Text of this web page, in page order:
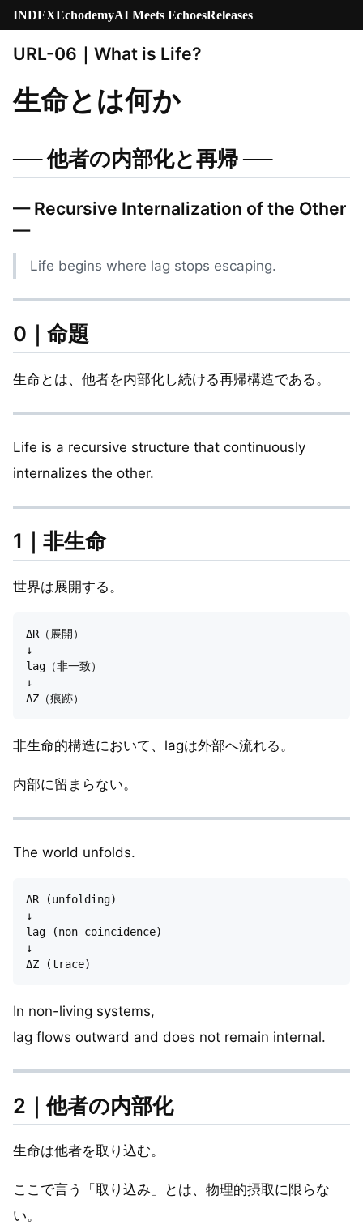
INDEXEchodemyAI Meets EchoesReleases
URL-06｜What is Life?
生命とは何か
── 他者の内部化と再帰 ──
— Recursive Internalization of the Other
—
Life begins where lag stops escaping.
0｜命題
生命とは、他者を内部化し続ける再帰構造である。
Life is a recursive structure that continuously
internalizes the other.
1｜非生命
世界は展開する。
ΔR（展開）
↓
lag（非一致）
↓
非生命的構造において、lagは外部へ流れる。
内部に留まらない。
The world unfolds.
ΔR (unfolding)
↓
lag (non-coincidence)
↓
In non-living systems,
lag flows outward and does not remain internal.
2｜他者の内部化
生命は他者を取り込む。
ここで言う「取り込み」とは、物理的摂取に限らな
い。